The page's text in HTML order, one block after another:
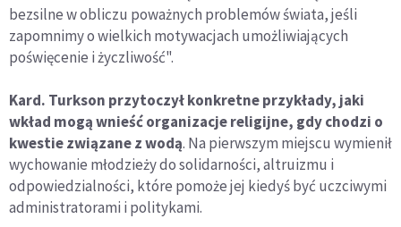
bezsilne w obliczu poważnych problemów świata, jeśli
zapomnimy o wielkich motywacjach umożliwiających
poświęcenie i życzliwość".
Kard. Turkson przytoczył konkretne przykłady, jaki
wkład mogą wnieść organizacje religijne, gdy chodzi o
kwestie związane z wodą. Na pierwszym miejscu wymienił
wychowanie młodzieży do solidarności, altruizmu i
odpowiedzialności, które pomoże jej kiedyś być uczciwymi
administratorami i politykami.